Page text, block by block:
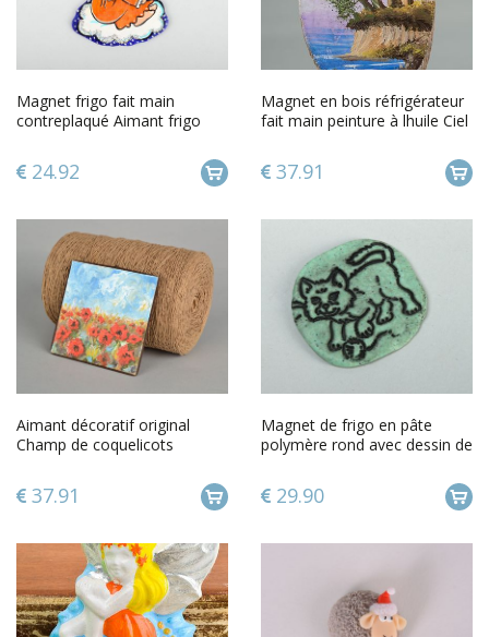
Magnet frigo fait main
contreplaqué Aimant frigo
24.92
Magnet en bois réfrigérateur
fait main peinture à lhuile Ciel
37.91
Aimant décoratif original
Champ de coquelicots
37.91
Magnet de frigo en pâte
polymère rond avec dessin de
29.90